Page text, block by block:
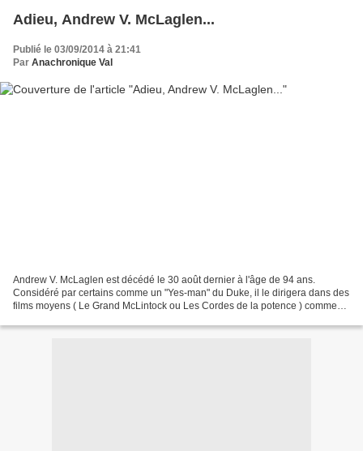
Adieu, Andrew V. McLaglen...
Publié le 03/09/2014 à 21:41
Par Anachronique Val
Andrew V. McLaglen est décédé le 30 août dernier à l'âge de 94 ans.
Considéré par certains comme un "Yes-man" du Duke, il le dirigera dans des
films moyens ( Le Grand McLintock ou Les Cordes de la potence ) comme